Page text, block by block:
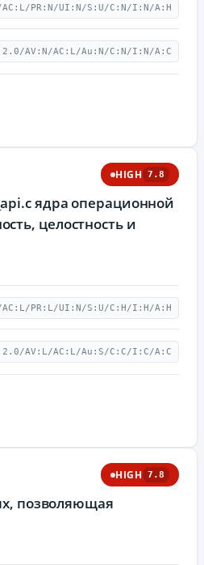
AC:L/PR:N/UI:N/S:U/C:N/I:N/A:H
AV:N/AC:L/Au:N/C:N/I:N/A:C
HIGH 7.8
ядра операционной
целостность и
AC:L/PR:L/UI:N/S:U/C:H/I:H/A:H
AV:L/AC:L/Au:S/C:C/I:C/A:C
HIGH 7.8
позволяющая